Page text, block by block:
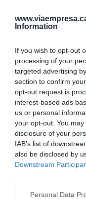
Information
If you wish to opt-out
processing of your
targeted advertising
section to confirm
opt-out request is
interest-based ads
us or personal
your opt-out. You
disclosure of your
IAB’s list of
also be disclosed by
Downstream
Personal Data
o intangibles:
ocupat ha crescut
països europeus
d’un nivell
ha caigut un
macroeconòmica
encara el nivell
Què
inversió?